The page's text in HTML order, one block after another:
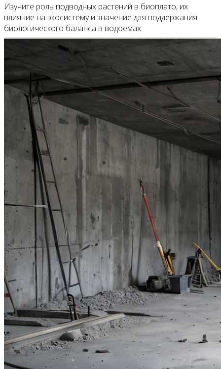
Изучите роль подводных растений в биоплато, их
влияние на экосистему и значение для поддержания
биологического баланса в водоемах.